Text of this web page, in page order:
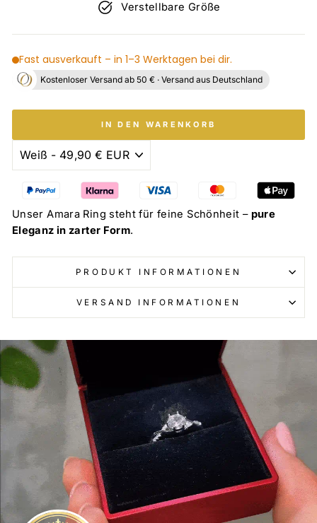
Verstellbare Größe
Fast ausverkauft – in 1–3 Werktagen bei dir.
Kostenloser Versand ab 50 € · Versand aus Deutschland
IN DEN WARENKORB
Unser Amara Ring steht für feine Schönheit – pure
Eleganz in zarter Form.
PRODUKT INFORMATIONEN
VERSAND INFORMATIONEN